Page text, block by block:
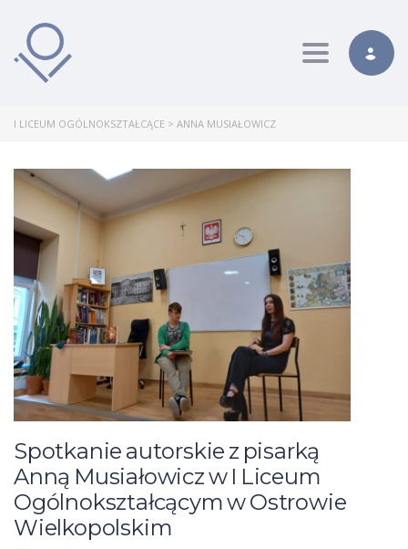
Toggle
I LICEUM OGÓLNOKSZTAŁCĄCE > ANNA MUSIAŁOWICZ
Spotkanie autorskie z pisarką
Anną Musiałowicz w I Liceum
Ogólnokształcącym w Ostrowie
Wielkopolskim